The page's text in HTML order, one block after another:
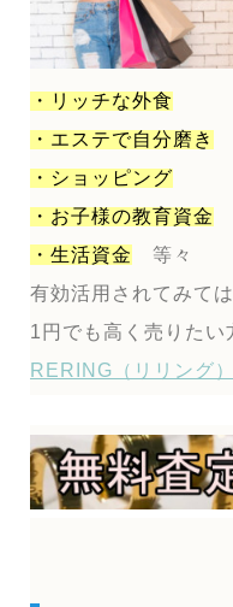
・リッチな外食
・エステで自分磨き
・ショッピング
・お子様の教育資金
・生活資金
等々
有効活用されてみて
1円でも高く売りたい
RERING（リリング）